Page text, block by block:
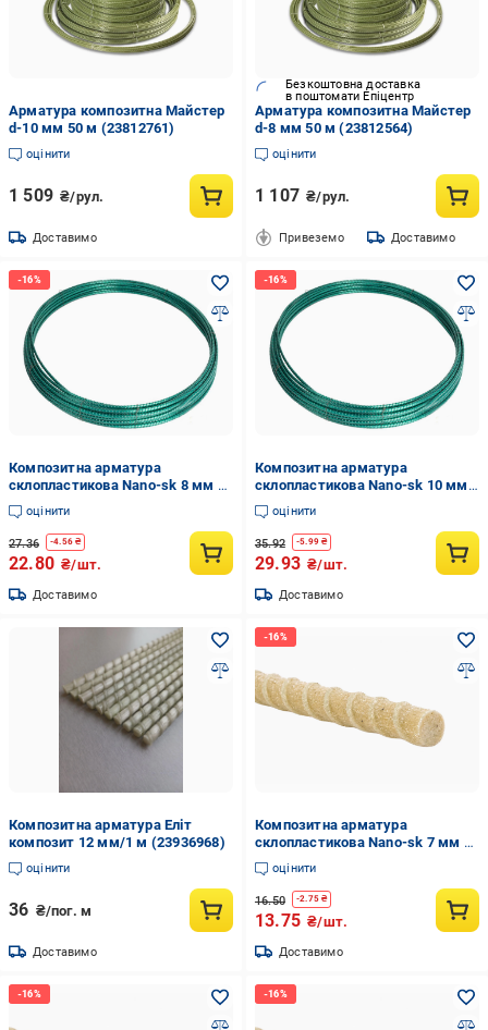
Арматура композитна Майстер
d-10 мм 50 м (23812761)
оцінити
1 509 ₴/рул.
Доставимо
Безкоштовна доставка
в поштомати Епіцентр
Арматура композитна Майстер
d-8 мм 50 м (23812564)
оцінити
1 107 ₴/рул.
Привеземо Доставимо
Композитна арматура
склопластикова Nano-sk 8 мм 1
м Зелений (100850z)
оцінити
27.36 -4.56 ₴
22.80 ₴/шт.
Доставимо
Композитна арматура
склопластикова Nano-sk 10 мм
1 м Зелений (1001050z)
оцінити
35.92 -5.99₴
29.93 ₴/шт.
Доставимо
Композитна арматура Еліт
композит 12 мм/1 м (23936968)
оцінити
36 ₴/пог. м
Доставимо
Композитна арматура
склопластикова Nano-sk 7 мм з
пісочним напиленням 1 м
(100750p)
оцінити
16.50 -2.75₴
13.75 ₴/шт.
Доставимо